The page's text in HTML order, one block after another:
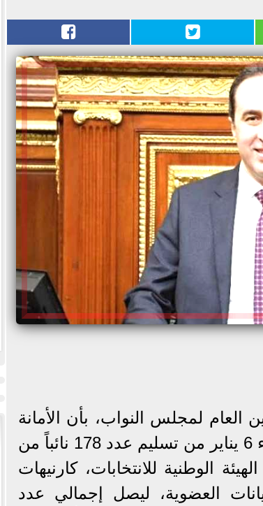
العام لمجلس النواب، بأن الأمانة
العامة للمجلس انتهت اليوم الثلاثاء 6 يناير من تسليم عدد 178 نائباً من
الوطنية للانتخابات، كارنيهات
العضوية، ليصل إجمالي عدد